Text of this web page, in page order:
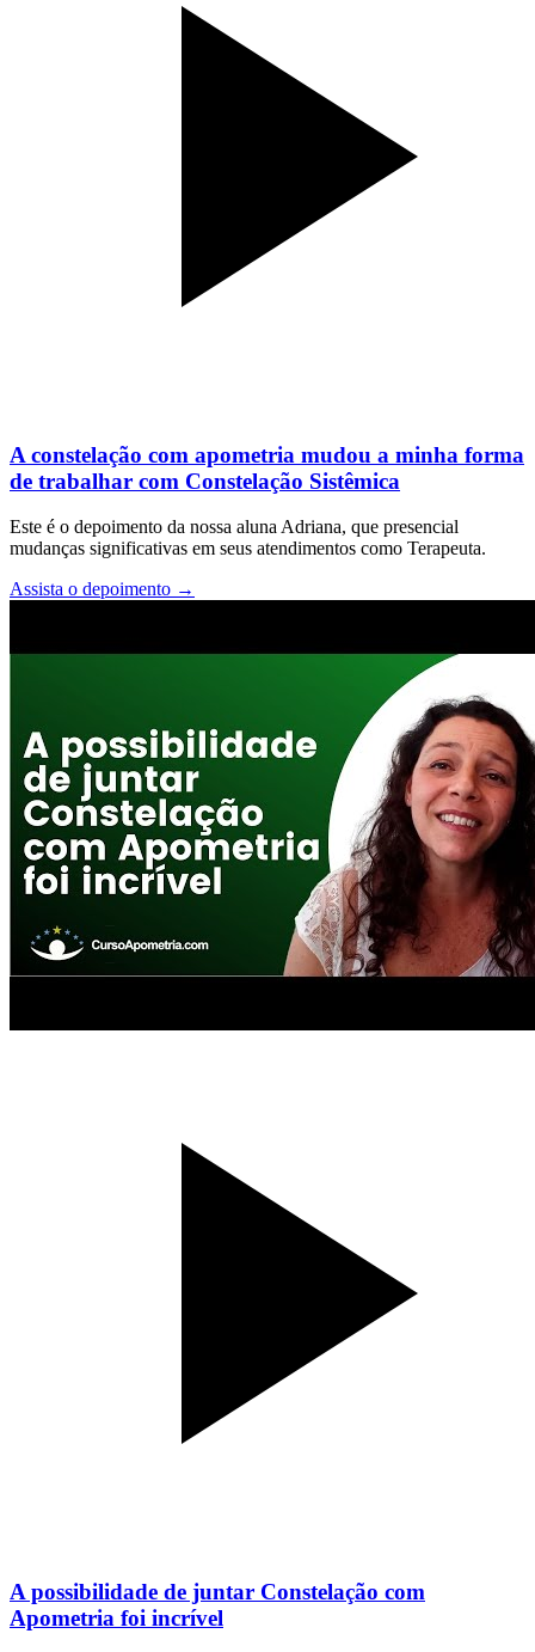
A constelação com apometria mudou a minha forma
de trabalhar com Constelação Sistêmica
Este é o depoimento da nossa aluna Adriana, que presencial
mudanças significativas em seus atendimentos como Terapeuta.
Assista o depoimento →
A possibilidade de juntar Constelação com
Apometria foi incrível